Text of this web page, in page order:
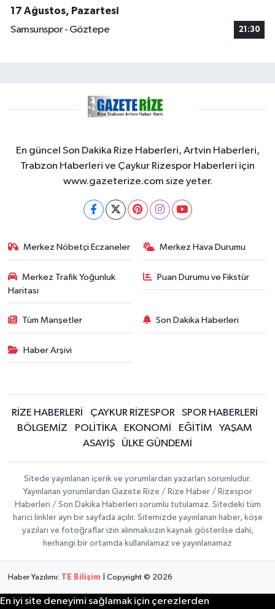
17 Ağustos, Pazartesi
Samsunspor - Göztepe
21:30
En güncel Son Dakika Rize Haberleri, Artvin Haberleri,
Trabzon Haberleri ve Çaykur Rizespor Haberleri için
www.gazeterize.com size yeter.
Merkez Nöbetçi Eczaneler Merkez Hava Durumu
Merkez Trafik Yoğunluk
Haritası
Puan Durumu ve Fikstür
Tüm Manşetler Son Dakika Haberleri
Haber Arşivi
RİZE HABERLERİ ÇAYKUR RİZESPOR
SPOR HABERLERİ
BÖLGEMİZ
POLİTİKA EKONOMİ EĞİTİM
YAŞAM
ASAYİŞ
ÜLKE GÜNDEMİ
Sitede yayınlanan içerik ve yorumlardan yazarları sorumludur.
Yayınlanan yorumlardan Gazete Rize / Rize Haber / Rizespor
Haberleri / Son Dakika Haberleri sorumlu tutulamaz. Sitedeki tüm
harici linkler ayrı bir sayfada açılır. Sitemizde yayınlanan haber, köşe
yazıları ve fotoğraflar izin alınmaksızın kaynak gösterilse dahi,
herhangi bir ortamda kullanılamaz ve yayınlanamaz
Haber Yazılımı: TE Bilişim | Copyright © 2026
En iyi site deneyimi sağlamak için çerezlerden